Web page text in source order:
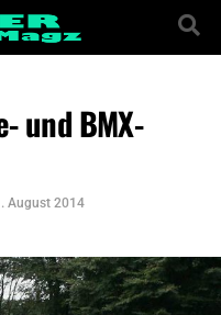
und BMX-
August 2014